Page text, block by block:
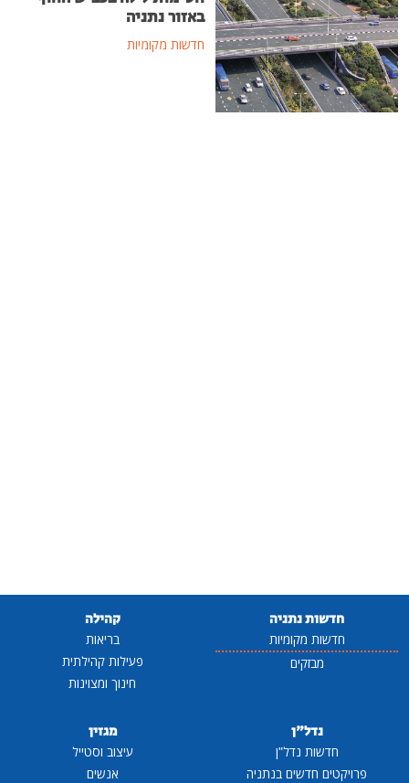
באזור נתניה
חדשות מקומיות
חדשות נתניה
חדשות מקומיות
מבזקים
קהילה
בריאות
פעילות קהילתית
חינוך ומצוינות
נדל"ן
חדשות נדל"ן
פרויקטים חדשים בנתניה
מגזין
עיצוב וסטייל
אנשים